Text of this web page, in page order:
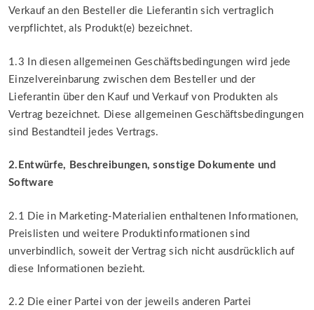
Verkauf an den Besteller die Lieferantin sich vertraglich
verpflichtet, als Produkt(e) bezeichnet.
1.3 In diesen allgemeinen Geschäftsbedingungen wird jede
Einzelvereinbarung zwischen dem Besteller und der
Lieferantin über den Kauf und Verkauf von Produkten als
Vertrag bezeichnet. Diese allgemeinen Geschäftsbedingungen
sind Bestandteil jedes Vertrags.
2.Entwürfe, Beschreibungen, sonstige Dokumente und
Software
2.1 Die in Marketing-Materialien enthaltenen Informationen,
Preislisten und weitere Produktinformationen sind
unverbindlich, soweit der Vertrag sich nicht ausdrücklich auf
diese Informationen bezieht.
2.2 Die einer Partei von der jeweils anderen Partei